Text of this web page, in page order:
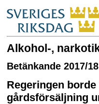
Alkohol-,
Betänkande 2017/
Regeringen
gårdsförsäljning